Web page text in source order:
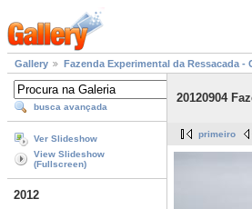
Gallery Fazenda Experimental da Ressacada -
busca avançada
Ver Slideshow
View Slideshow
(Fullscreen)
2012
20120904
primeiro